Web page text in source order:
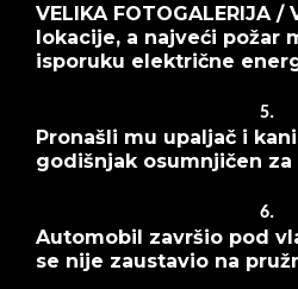
VELIKA FOTOGALERIJA
lokacije, a najveći požar
isporuku električne
5.
Pronašli mu upaljač i
godišnjak osumnjičen za
6.
Automobil završio pod
se nije zaustavio na